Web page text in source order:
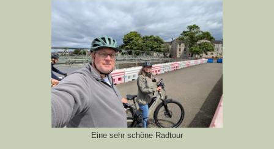
Eine sehr schöne Radtour